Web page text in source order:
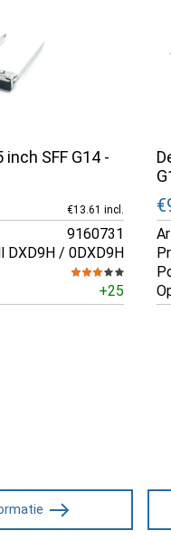
SFF G14 -
€13.61 incl.
9160731
DXD9H / 0DXD9H
+25